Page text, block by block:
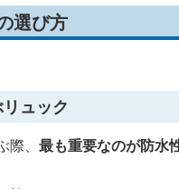
選び方
ュック
、 最も重要なのが防水